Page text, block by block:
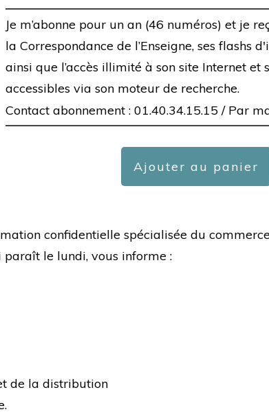
Je m’abonne pour un an (46 numéros) et je
la Correspondance de l’Enseigne, ses flashs
ainsi que l’accès illimité à son site Internet et
accessibles via son moteur de recherche.
Contact abonnement : 01.40.34.15.15 / Par
Ajouter au panier
confidentielle spécialisée du
le lundi, vous informe :
de la distribution